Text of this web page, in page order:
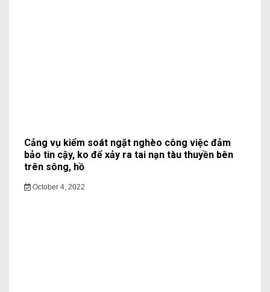
Cảng vụ kiểm soát ngặt nghèo công việc đảm
bảo tin cậy, ko để xảy ra tai nạn tàu thuyền bên
trên sông, hồ
October 4, 2022